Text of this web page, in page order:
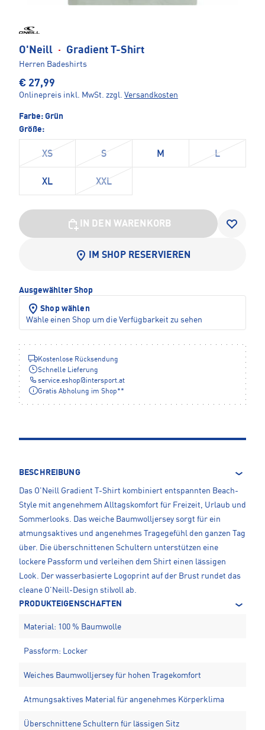
O'Neill · Gradient T-Shirt
Herren Badeshirts
€ 27,99
Onlinepreis inkl. MwSt. zzgl. Versandkosten
Farbe: Grün
Größe:
XS S M L
XL XXL
IN DEN WARENKORB
IM SHOP RESERVIEREN
Ausgewählter Shop
Shop wählen
Wähle einen Shop um die Verfügbarkeit zu sehen
Kostenlose Rücksendung
Schnelle Lieferung
service.eshop@intersport.at
Gratis Abholung im Shop**
BESCHREIBUNG
Das O'Neill Gradient T-Shirt kombiniert entspannten Beach-
Style mit angenehmem Alltagskomfort für Freizeit, Urlaub und
Sommerlooks. Das weiche Baumwolljersey sorgt für ein
atmungsaktives und angenehmes Tragegefühl den ganzen Tag
über. Die überschnittenen Schultern unterstützen eine
lockere Passform und verleihen dem Shirt einen lässigen
Look. Der wasserbasierte Logoprint auf der Brust rundet das
cleane O'Neill-Design stilvoll ab.
PRODUKTEIGENSCHAFTEN
Material: 100 % Baumwolle
Passform: Locker
Weiches Baumwolljersey für hohen Tragekomfort
Atmungsaktives Material für angenehmes Körperklima
Überschnittene Schultern für lässigen Sitz